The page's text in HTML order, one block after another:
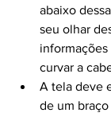
abaixo
seu olhar
curvar a
A tela deve
de um